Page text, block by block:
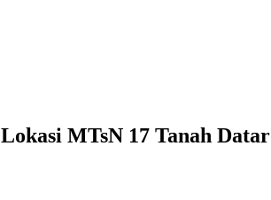
Lokasi MTsN 17 Tanah Datar